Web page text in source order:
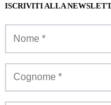
ISCRIVITI ALLA